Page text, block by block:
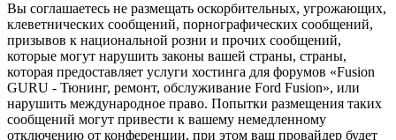
Вы соглашаетесь не размещать оскорбительных, угрожающих,
клеветнических сообщений, порнографических сообщений,
призывов к национальной розни и прочих сообщений,
которые могут нарушить законы вашей страны, страны,
которая предоставляет услуги хостинга для форумов «Fusion
GURU - Тюнинг, ремонт, обслуживание Ford Fusion», или
нарушить международное право. Попытки размещения таких
сообщений могут привести к вашему немедленному
отключению от конференции, при этом ваш провайдер будет